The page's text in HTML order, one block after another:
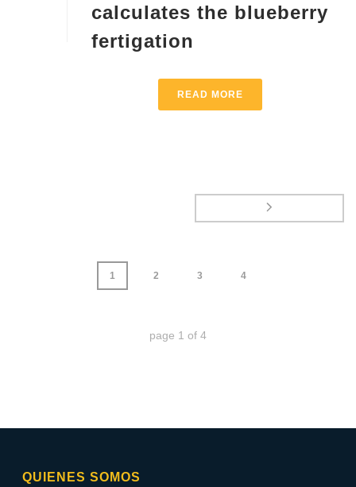
calculates the blueberry
fertigation
READ MORE
1 2 3 4
page 1 of 4
QUIENES SOMOS